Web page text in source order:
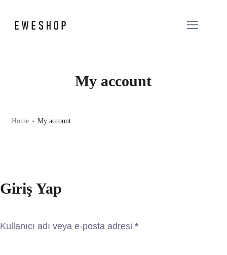
My account
Home My account
Giriş Yap
Kullanıcı adı veya e-posta adresi *